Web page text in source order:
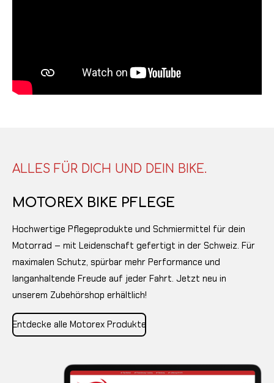
ALLES FÜR DICH UND DEIN BIKE.
MOTOREX BIKE PFLEGE
Hochwertige Pflegeprodukte und Schmiermittel für dein
Motorrad – mit Leidenschaft gefertigt in der Schweiz. Für
maximalen Schutz, spürbar mehr Performance und
langanhaltende Freude auf jeder Fahrt. Jetzt neu in
unserem Zubehörshop erhältlich!
Entdecke alle Motorex Produkte